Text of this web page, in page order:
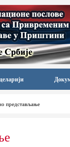
представљање